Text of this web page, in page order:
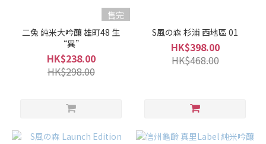
售完
二兔 純米大吟釀 雄町48 生
“異”
HK$238.00
HK$298.00
S風の森 杉浦 西地區 01
HK$398.00
HK$468.00